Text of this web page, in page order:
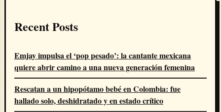
Recent Posts
Emjay impulsa el ‘pop pesado’: la cantante mexicana
quiere abrir camino a una nueva generación femenina
Rescatan a un hipopótamo bebé en Colombia: fue
hallado solo, deshidratado y en estado crítico